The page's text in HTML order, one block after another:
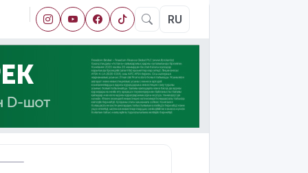
RU